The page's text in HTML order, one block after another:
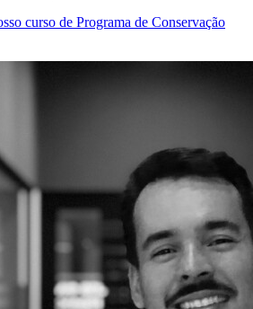
curso de Programa de Conservação